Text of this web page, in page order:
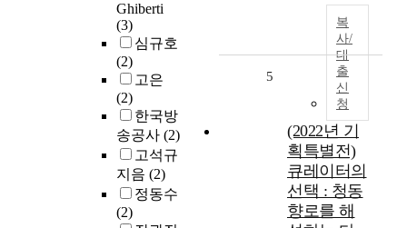
Ghiberti
(3)
심규호
(2)
고은
(2)
한국방
송공사 (2)
고석규
지음 (2)
정동수
(2)
복
사/
대
출
신
청
5
(2022년 기
획특별전)
큐레이터의
선택 : 청동
향로를 해